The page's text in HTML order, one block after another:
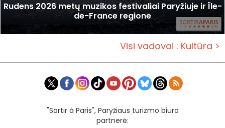
Rudens 2026 metų muzikos festivaliai Paryžiuje ir Île-
de-France regione
Visi vadovai : Kultūra >
"Sortir à Paris", Paryžiaus turizmo biuro
partnerė: